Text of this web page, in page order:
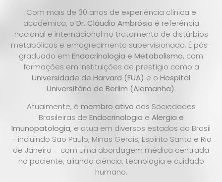
Com mais de 30 anos de experiência clínica e
acadêmica, o Dr. Cláudio Ambrósio é referência
nacional e internacional no tratamento de distúrbios
metabólicos e emagrecimento supervisionado. É pós-
graduado em Endocrinologia e Metabolismo, com
formações em instituições de prestígio como a
Universidade de Harvard (EUA) e o Hospital
Universitário de Berlim (Alemanha).
Atualmente, é membro ativo das Sociedades
Brasileiras de Endocrinologia e Alergia e
Imunopatologia, e atua em diversos estados do Brasil
– incluindo São Paulo, Minas Gerais, Espírito Santo e Rio
de Janeiro – com uma abordagem médica centrada
no paciente, aliando ciência, tecnologia e cuidado
humano.